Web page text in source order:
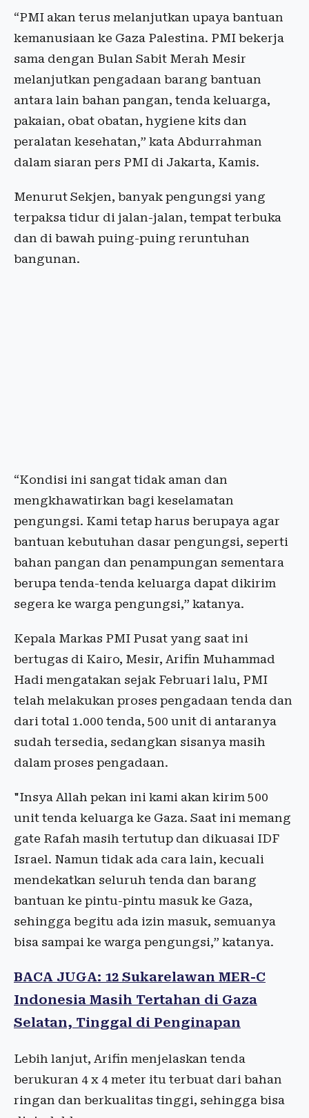
“PMI akan terus melanjutkan upaya bantuan
kemanusiaan ke Gaza Palestina. PMI bekerja
sama dengan Bulan Sabit Merah Mesir
melanjutkan pengadaan barang bantuan
antara lain bahan pangan, tenda keluarga,
pakaian, obat obatan, hygiene kits dan
peralatan kesehatan,” kata Abdurrahman
dalam siaran pers PMI di Jakarta, Kamis.
Menurut Sekjen, banyak pengungsi yang
terpaksa tidur di jalan-jalan, tempat terbuka
dan di bawah puing-puing reruntuhan
bangunan.
“Kondisi ini sangat tidak aman dan
mengkhawatirkan bagi keselamatan
pengungsi. Kami tetap harus berupaya agar
bantuan kebutuhan dasar pengungsi, seperti
bahan pangan dan penampungan sementara
berupa tenda-tenda keluarga dapat dikirim
segera ke warga pengungsi,” katanya.
Kepala Markas PMI Pusat yang saat ini
bertugas di Kairo, Mesir, Arifin Muhammad
Hadi mengatakan sejak Februari lalu, PMI
telah melakukan proses pengadaan tenda dan
dari total 1.000 tenda, 500 unit di antaranya
sudah tersedia, sedangkan sisanya masih
dalam proses pengadaan.
"Insya Allah pekan ini kami akan kirim 500
unit tenda keluarga ke Gaza. Saat ini memang
gate Rafah masih tertutup dan dikuasai IDF
Israel. Namun tidak ada cara lain, kecuali
mendekatkan seluruh tenda dan barang
bantuan ke pintu-pintu masuk ke Gaza,
sehingga begitu ada izin masuk, semuanya
bisa sampai ke warga pengungsi,” katanya.
BACA JUGA: 12 Sukarelawan MER-C
Indonesia Masih Tertahan di Gaza
Selatan, Tinggal di Penginapan
Lebih lanjut, Arifin menjelaskan tenda
berukuran 4 x 4 meter itu terbuat dari bahan
ringan dan berkualitas tinggi, sehingga bisa